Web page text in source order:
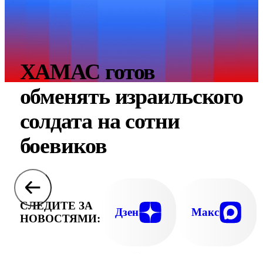
ХАМАС готов
обменять израильского
солдата на сотни
боевиков
СЛЕДИТЕ ЗА
НОВОСТЯМИ:
Дзен Макс